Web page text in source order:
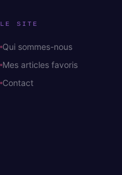
LE SITE
Qui sommes-nous
Mes articles favoris
Contact